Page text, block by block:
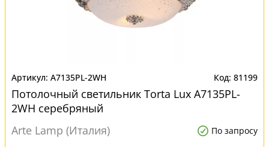
A7135PL-2WH 81199
Потолочный светильник Torta Lux A7135PL-
2WH серебряный
Arte Lamp (Италия)
По запросу